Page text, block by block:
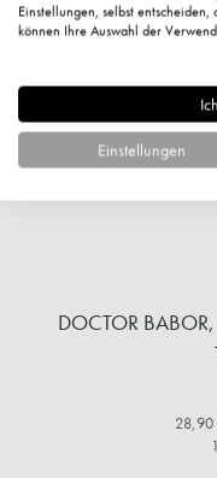
%
DOCTOR
28,90
Einstellungen, selbst
können Ihre Auswahl der
Einstellungen